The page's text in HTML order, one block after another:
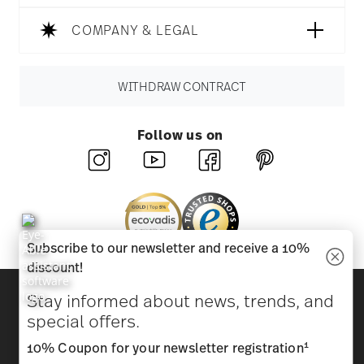
COMPANY & LEGAL
WITHDRAW CONTRACT
Follow us on
Beauty & functionality for your home
Homepage General terms and conditions
Privacy
Subscribe to our newsletter and receive a 10%
discount!
Stay informed about news, trends, and
special offers.
10% Coupon for your newsletter registration1